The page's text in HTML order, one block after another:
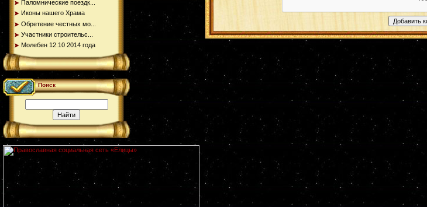
Паломнические поездк...
Иконы нашего Храма
Обретение честных мо...
Участники строительс...
Молебен 12.10 2014 года
Поиск